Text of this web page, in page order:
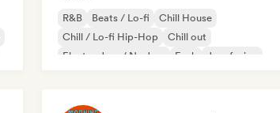
R&B Beats / Lo-fi
Chill House
Chill / Lo-fi Hip-Hop
Chill out
Electro Jazz / Nu Jazz
Funk Jazz fusion